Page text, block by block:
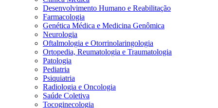
Desenvolvimento Humano e Reabilitação
Farmacologia
Genética Médica e Medicina Genômica
Neurologia
Oftalmologia e Otorrinolaringologia
Ortopedia, Reumatologia e Traumatologia
Patologia
Pediatria
Psiquiatria
Radiologia e Oncologia
Saúde Coletiva
Tocoginecologia